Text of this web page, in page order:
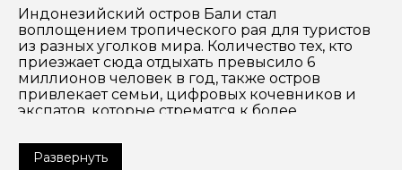
Индонезийский остров Бали стал
воплощением тропического рая для туристов
из разных уголков мира. Количество тех, кто
приезжает сюда отдыхать превысило 6
миллионов человек в год, также остров
привлекает семьи, цифровых кочевников и
экспатов, которые стремятся к более
с природой. Небольшая площадь земли,
пригодной для застройки, высокий спрос
Развернуть